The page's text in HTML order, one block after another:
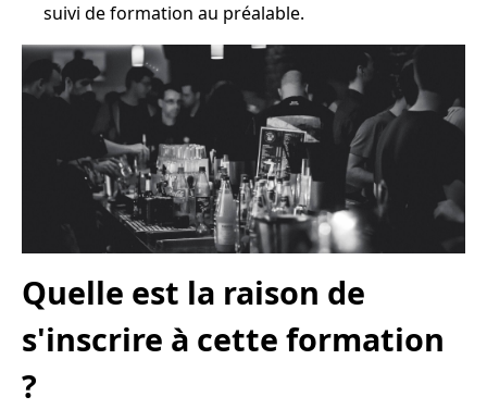
suivi de formation au préalable.
Quelle est la raison de
s'inscrire à cette formation
?